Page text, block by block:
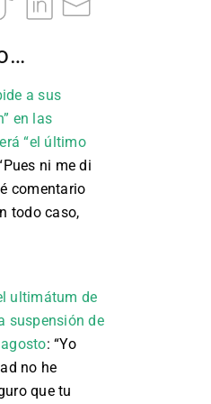
a sus
en las
“el último
Pues ni me di
comentario
todo caso,
ultimátum de
suspensión de
: “Yo
no he
que tu